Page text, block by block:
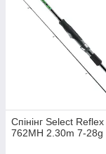
Спінінг Select
762MH 2.30m 7-28g